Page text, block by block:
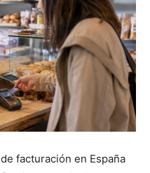
facturación en España